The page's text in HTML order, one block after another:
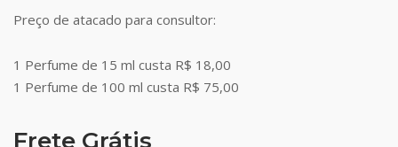
Preço de atacado para consultor:
1 Perfume de 15 ml custa R$ 18,00
1 Perfume de 100 ml custa R$ 75,00
Frete Grátis